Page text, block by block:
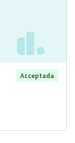
Acceptada